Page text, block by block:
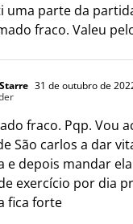
uma parte da
fraco. Valeu
31 de outubro de
fraco. Pqp. Vou
São carlos a dar
e depois mandar
exercício por dia
fica forte